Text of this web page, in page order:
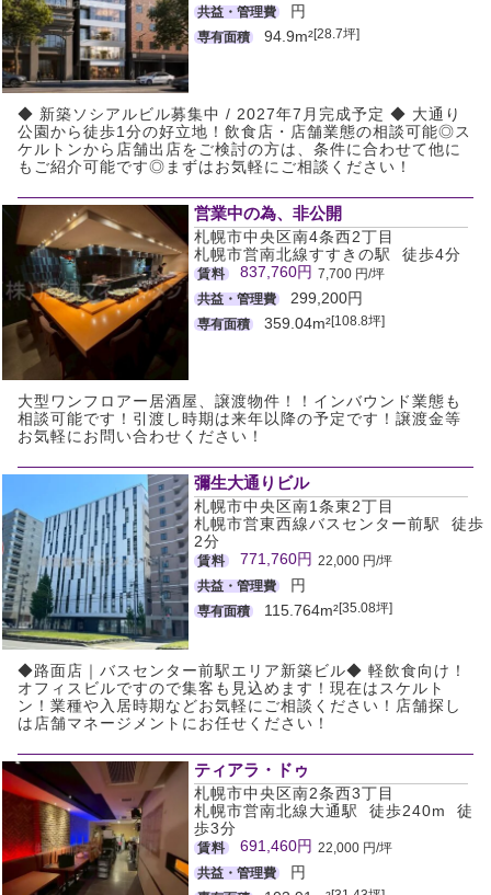
共益・管理費
円
専有面積 94.9m²[28.7坪]
◆ 新築ソシアルビル募集中 / 2027年7月完成予定 ◆ 大通り
公園から徒歩1分の好立地！飲食店・店舗業態の相談可能◎ス
ケルトンから店舗出店をご検討の方は、条件に合わせて他に
もご紹介可能です◎まずはお気軽にご相談ください！
営業中の為、非公開
札幌市中央区南4条西2丁目
札幌市営南北線すすきの駅 徒歩4分
賃料 837,760円 7,700 円/坪
共益・管理費
299,200円
専有面積 359.04m²[108.8坪]
大型ワンフロアー居酒屋、譲渡物件！！インバウンド業態も
相談可能です！引渡し時期は来年以降の予定です！譲渡金等
お気軽にお問い合わせください！
彌生大通りビル
札幌市中央区南1条東2丁目
札幌市営東西線バスセンター前駅 徒歩
2分
賃料 771,760円 22,000 円/坪
共益・管理費
円
専有面積 115.764m²[35.08坪]
◆路面店｜バスセンター前駅エリア新築ビル◆ 軽飲食向け！
オフィスビルですので集客も見込めます！現在はスケルト
ン！業種や入居時期などお気軽にご相談ください！店舗探し
は店舗マネージメントにお任せください！
ティアラ・ドゥ
札幌市中央区南2条西3丁目
札幌市営南北線大通駅 徒歩240m 徒
歩3分
賃料 691,460円 22,000 円/坪
共益・管理費
円